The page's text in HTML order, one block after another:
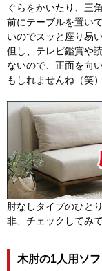
ぐらをかいたり、三
前にテーブルを置い
いのでスッと座り易
但し、テレビ鑑賞や
ないので、正面を向
もしれませんね（笑）
肘なしタイプのひと
非、チェックしてみ
木肘の1人用ソ